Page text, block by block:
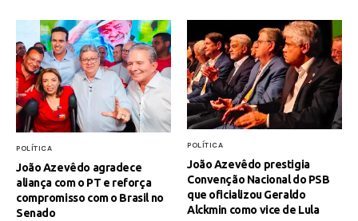
POLÍTICA
João Azevêdo agradece
aliança com o PT e reforça
compromisso com o Brasil no
Senado
POLÍTICA
João Azevêdo prestigia
Convenção Nacional do PSB
que oficializou Geraldo
Alckmin como vice de Lula